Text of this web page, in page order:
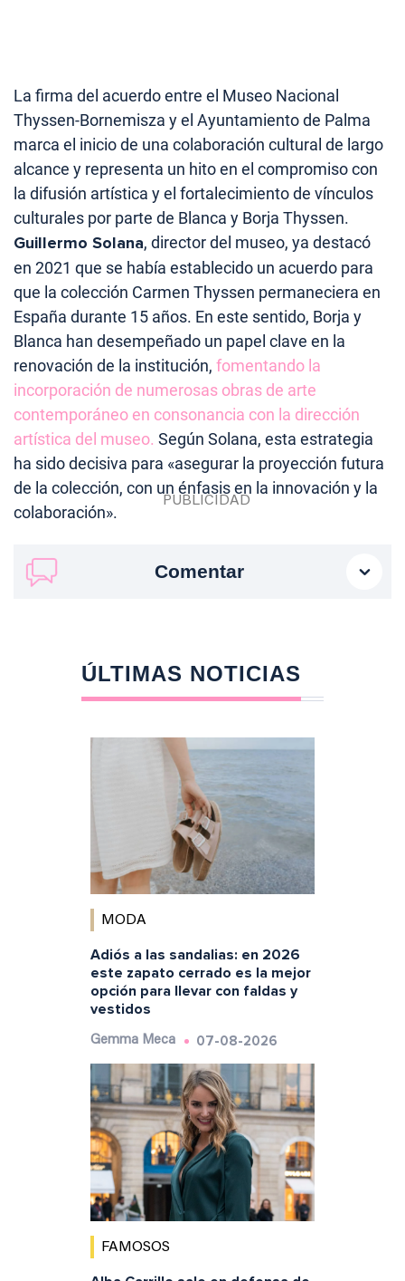
La firma del acuerdo entre el Museo Nacional
Thyssen-Bornemisza y el Ayuntamiento de Palma
marca el inicio de una colaboración cultural de largo
alcance y representa un hito en el compromiso con
la difusión artística y el fortalecimiento de vínculos
culturales por parte de Blanca y Borja Thyssen.
Guillermo Solana, director del museo, ya destacó
en 2021 que se había establecido un acuerdo para
que la colección Carmen Thyssen permaneciera en
España durante 15 años. En este sentido, Borja y
Blanca han desempeñado un papel clave en la
renovación de la institución, fomentando la
incorporación de numerosas obras de arte
contemporáneo en consonancia con la dirección
artística del museo. Según Solana, esta estrategia
ha sido decisiva para «asegurar la proyección futura
de la colección, con un énfasis en la innovación y la
colaboración».
Comentar
ÚLTIMAS NOTICIAS
MODA
Adiós a las sandalias: en 2026
este zapato cerrado es la mejor
opción para llevar con faldas y
vestidos
Gemma Meca 07-08-2026
FAMOSOS